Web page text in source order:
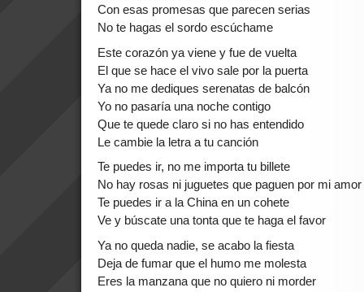
Con esas promesas que parecen serias
No te hagas el sordo escúchame
Este corazón ya viene y fue de vuelta
El que se hace el vivo sale por la puerta
Ya no me dediques serenatas de balcón
Yo no pasaría una noche contigo
Que te quede claro si no has entendido
Le cambie la letra a tu canción
Te puedes ir, no me importa tu billete
No hay rosas ni juguetes que paguen por mi amor
Te puedes ir a la China en un cohete
Ve y búscate una tonta que te haga el favor
Ya no queda nadie, se acabo la fiesta
Deja de fumar que el humo me molesta
Eres la manzana que no quiero ni morder